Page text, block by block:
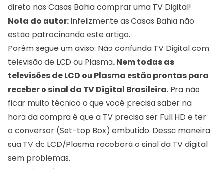
direto nas Casas Bahia comprar uma TV Digital!
Nota do autor:Infelizmente as Casas Bahia não
estão patrocinando este artigo.
Porém segue um aviso: Não confunda TV Digital com
televisão de LCD ou Plasma. Nem todas as
televisões de LCD ou Plasma estão prontas para
receber o sinal da TV Digital Brasileira. Pra não
ficar muito técnico o que você precisa saber na
hora da compra é que a TV precisa ser Full HD e ter
o conversor (Set-top Box) embutido. Dessa maneira
sua TV de LCD/Plasma receberá o sinal da TV digital
sem problemas.